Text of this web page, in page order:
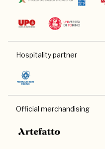
Hospitality partner
Official merchandising